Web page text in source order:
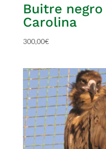
Buitre negro
Carolina
300,00€